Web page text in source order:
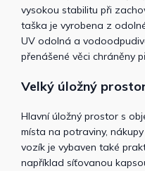
vysokou stabilitu při
taška je vyrobena z
UV odolná a
přenášené věci chráněny
Velký úložný
Hlavní úložný prostor s
místa na potraviny,
vozík je vybaven také
například síťovanou